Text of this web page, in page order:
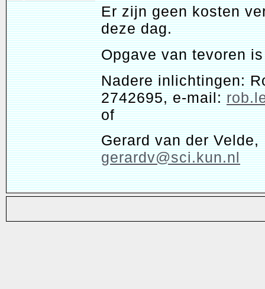
Er zijn geen kosten
deze dag.
Opgave van tevoren
Nadere inlichtingen:
2742695, e-mail:
of
Gerard van der
gerardv@sci.kun.nl